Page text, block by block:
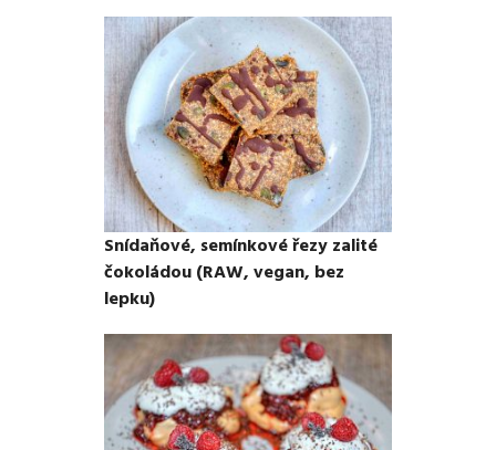
Snídaňové, semínkové řezy zalité
čokoládou (RAW, vegan, bez
lepku)